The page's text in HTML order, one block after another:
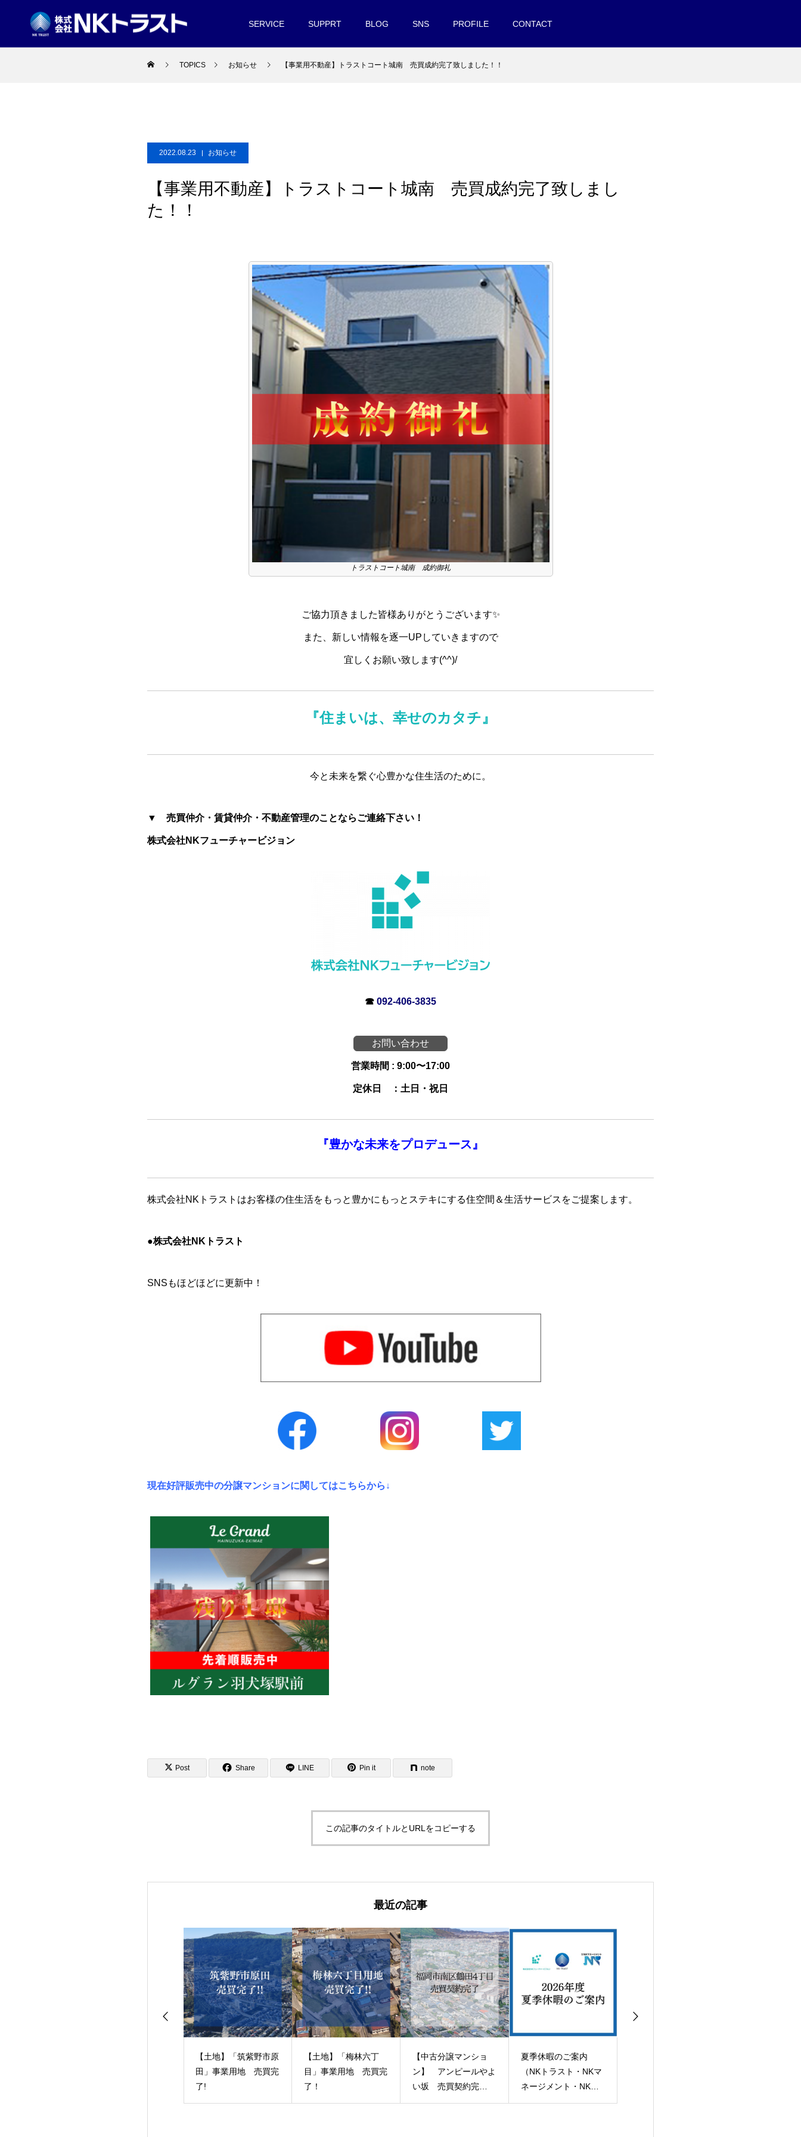
SERVICE SUPPRT BLOG SNS PROFILE CONTACT
TOPICS お知らせ 【事業用不動産】トラストコート城南 売買成約完了致しました！！
2022.08.23 お知らせ
【事業用不動産】トラストコート城南 売買成約完了致しまし
た！！
トラストコート城南 成約御礼
ご協力頂きました皆様ありがとうございます✨
また、新しい情報を逐一UPしていきますので
宜しくお願い致します(^^)/
『住まいは、幸せのカタチ』
今と未来を繋ぐ心豊かな住生活のために。
▼ 売買仲介・賃貸仲介・不動産管理のことならご連絡下さい！
株式会社NKフューチャービジョン
☎ 092-406-3835
お問い合わせ
営業時間 : 9:00〜17:00
定休日 ：土日・祝日
『豊かな未来をプロデュース』
株式会社NKトラストはお客様の住生活をもっと豊かにもっとステキにする住空間＆生活サービスをご提案します。
●株式会社NKトラスト
SNSもほどほどに更新中！
現在好評販売中の分譲マンションに関してはこちらから↓
Post Share LINE Pin it note
この記事のタイトルとURLをコピーする
最近の記事
【土地】「筑紫野市原
田」事業用地 売買完
了!
【土地】「梅林六丁
目」事業用地 売買完
了！
【中古分譲マンショ
ン】 アンピールやよ
い坂 売買契約完
了！
夏季休暇のご案内
（NKトラスト・NKマ
ネージメント・NKフ
ューチャービジョン）